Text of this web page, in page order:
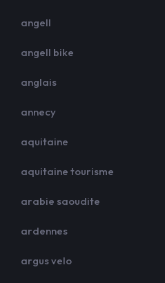
angell
angell bike
anglais
annecy
aquitaine
aquitaine tourisme
arabie saoudite
ardennes
argus velo